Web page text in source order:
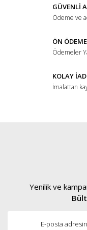
Ürün fiyatı diğer
Bu ürüne benzer
GÜVENLİ
Ödeme ve
ÖN ÖDEME
Ödemeler
KOLAY
İmalattan
Yenilik ve